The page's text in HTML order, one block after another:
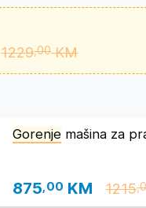
1229,00KM
Gorenje mašina za
875,00 KM 1215